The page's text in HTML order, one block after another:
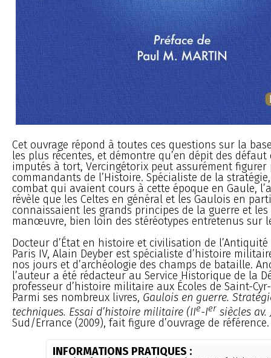
Cet ouvrage répond à toutes ces questions sur la
les plus récentes, et démontre qu’en dépit des
imputés à tort, Vercingétorix peut assurément figurer
commandants de l’Histoire. Spécialiste de la
combat qui avaient cours à cette époque en Gaule,
révèle que les Celtes en général et les Gaulois en
connaissaient les grands principes de la guerre et
manœuvre, bien loin des stéréotypes entretenus sur
Docteur d’État en histoire et civilisation de
Paris IV, Alain Deyber est spécialiste d’histoire
nos jours et d’archéologie des champs de bataille.
l’auteur a été rédacteur au Service Historique de la
professeur d’histoire militaire aux Écoles de Saint-
Parmi ses nombreux livres, Gaulois en guerre.
techniques. Essai d’histoire militaire (IIe-Ier siècles av.
Sud/Errance (2009), fait figure d’ouvrage de référence.
INFORMATIONS PRATIQUES :